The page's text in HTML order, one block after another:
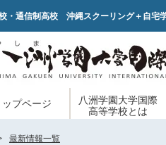
・通信制高校 沖縄スクーリング＋自宅
ップページ
八洲学園大学国際
高等学校とは
最新情報一覧